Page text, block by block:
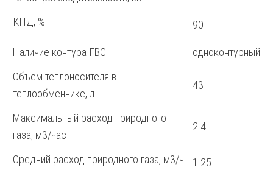
КПД, %
90
Наличие контура ГВС
одноконтурный
Объем теплоносителя в
теплообменнике, л
43
Максимальный расход природного
газа, м3/час
2.4
Средний расход природного газа, м3/ч 1.25